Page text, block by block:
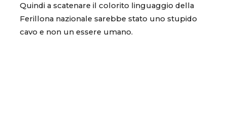
Quindi a scatenare il colorito linguaggio della
Ferillona nazionale sarebbe stato uno stupido
cavo e non un essere umano.